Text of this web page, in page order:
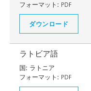
フォーマット: PDF
ダウンロード
ラトビア語
国: ラトニア
フォーマット: PDF